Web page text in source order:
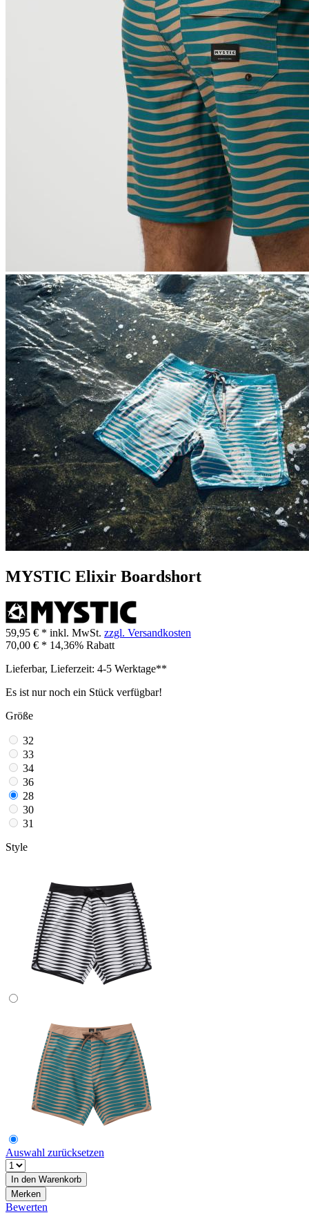
MYSTIC Elixir Boardshort
59,95 € * inkl. MwSt. zzgl. Versandkosten
70,00 € * 14,36% Rabatt
Lieferbar, Lieferzeit: 4-5 Werktage**
Es ist nur noch ein Stück verfügbar!
Größe
32
33
34
36
28
30
31
Style
Auswahl zurücksetzen
In den Warenkorb
Merken
Bewerten